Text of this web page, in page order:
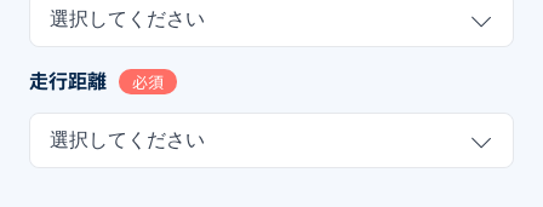
選択してください
走行距離 必須
選択してください